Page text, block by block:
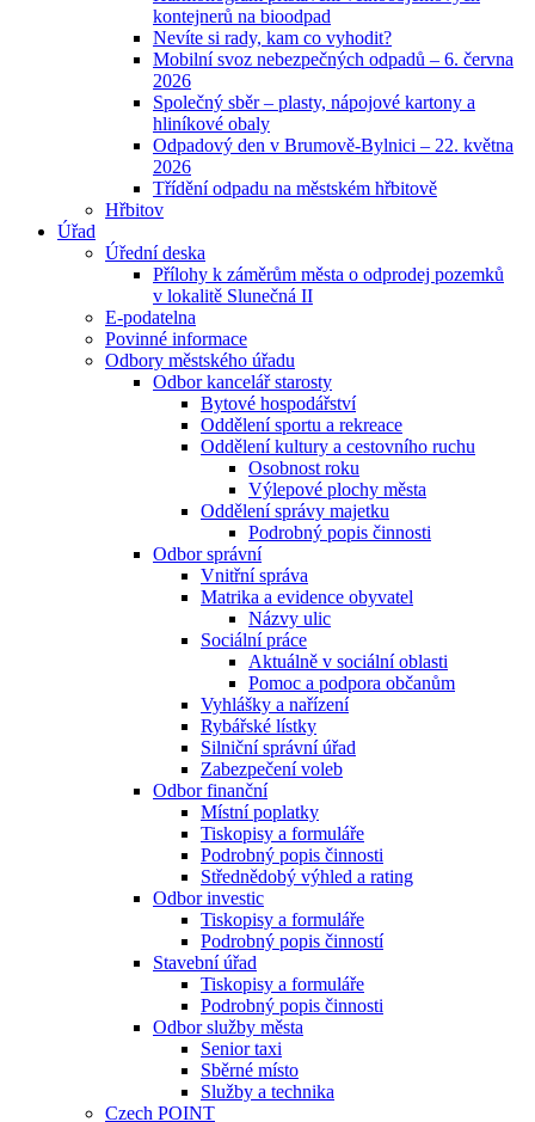
kontejnerů na bioodpad
Nevíte si rady, kam co vyhodit?
Mobilní svoz nebezpečných odpadů – 6. června
2026
Společný sběr – plasty, nápojové kartony a
hliníkové obaly
Odpadový den v Brumově-Bylnici – 22. května
2026
Třídění odpadu na městském hřbitově
Hřbitov
Úřad
Úřední deska
Přílohy k záměrům města o odprodej pozemků
v lokalitě Slunečná II
E-podatelna
Povinné informace
Odbory městského úřadu
Odbor kancelář starosty
Bytové hospodářství
Oddělení sportu a rekreace
Oddělení kultury a cestovního ruchu
Osobnost roku
Výlepové plochy města
Oddělení správy majetku
Podrobný popis činnosti
Odbor správní
Vnitřní správa
Matrika a evidence obyvatel
Názvy ulic
Sociální práce
Aktuálně v sociální oblasti
Pomoc a podpora občanům
Vyhlášky a nařízení
Rybářské lístky
Silniční správní úřad
Zabezpečení voleb
Odbor finanční
Místní poplatky
Tiskopisy a formuláře
Podrobný popis činnosti
Střednědobý výhled a rating
Odbor investic
Tiskopisy a formuláře
Podrobný popis činností
Stavební úřad
Tiskopisy a formuláře
Podrobný popis činnosti
Odbor služby města
Senior taxi
Sběrné místo
Služby a technika
Czech POINT